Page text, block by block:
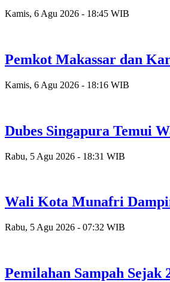
Kamis, 6 Agu 2026 - 18:45 WIB
Pemkot Makassar dan
Kamis, 6 Agu 2026 - 18:16 WIB
Dubes Singapura Temui
Rabu, 5 Agu 2026 - 18:31 WIB
Wali Kota Munafri
Rabu, 5 Agu 2026 - 07:32 WIB
Pemilahan Sampah Sejak